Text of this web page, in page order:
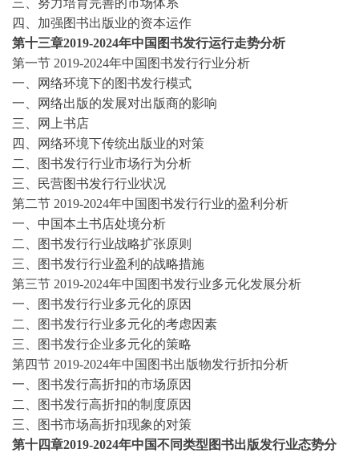
三、努力培育完善的市场体系
四、加强图书出版业的资本运作
第十三章2019-2024年中国图书发行运行走势分析
第一节 2019-2024年中国图书发行行业分析
一、网络环境下的图书发行模式
一、网络出版的发展对出版商的影响
三、网上书店
四、网络环境下传统出版业的对策
二、图书发行行业市场行为分析
三、民营图书发行行业状况
第二节 2019-2024年中国图书发行行业的盈利分析
一、中国本土书店处境分析
二、图书发行行业战略扩张原则
三、图书发行行业盈利的战略措施
第三节 2019-2024年中国图书发行业多元化发展分析
一、图书发行行业多元化的原因
二、图书发行行业多元化的考虑因素
三、图书发行企业多元化的策略
第四节 2019-2024年中国图书出版物发行折扣分析
一、图书发行高折扣的市场原因
二、图书发行高折扣的制度原因
三、图书市场高折扣现象的对策
第十四章2019-2024年中国不同类型图书出版发行业态势分